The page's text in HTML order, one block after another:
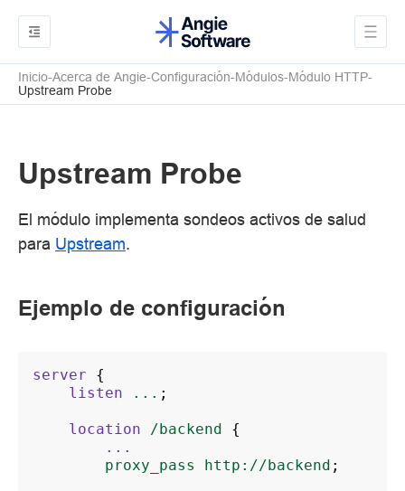
Inicio Acerca de Angie Configuración Módulos Módulo HTTP
Upstream Probe
Upstream Probe
El módulo implementa sondeos activos de salud
para Upstream.
Ejemplo de configuración
server
{
listen
... ;
location /backend
{
...
proxy_pass
http://backend ;